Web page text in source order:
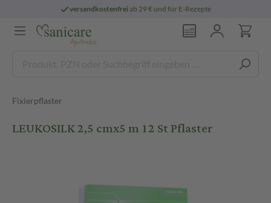
versandkostenfreiab 29 € und für E-Rezepte
Fixierpflaster
LEUKOSILK 2,5 cmx5 m 12 St Pflaster